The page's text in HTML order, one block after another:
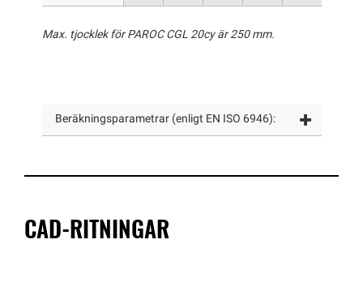
Max. tjocklek för PAROC CGL 20cy är 250 mm.
Beräkningsparametrar (enligt EN ISO 6946):
CAD-RITNINGAR